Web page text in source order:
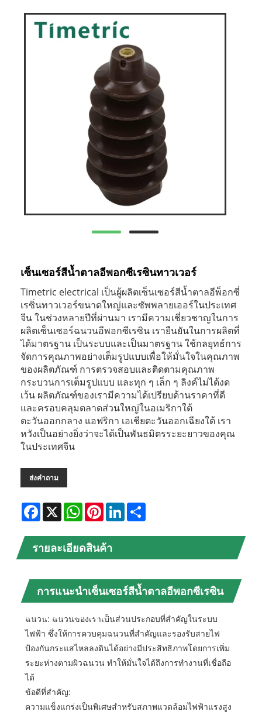
เซ็นเซอร์สีน้ำตาลอีพอกซีเรซินทาวเวอร์
Timetric electrical เป็นผู้ผลิตเซ็นเซอร์สีน้ำตาลอีพ็อกซี่
เรซิ่นทาวเวอร์ขนาดใหญ่และซัพพลายเออร์ในประเทศ
จีน ในช่วงหลายปีที่ผ่านมา เรามีความเชี่ยวชาญในการ
ผลิตเซ็นเซอร์ฉนวนอีพอกซีเรซิน เรายืนยันในการผลิตที่
ได้มาตรฐาน เป็นระบบและเป็นมาตรฐาน ใช้กลยุทธ์การ
จัดการคุณภาพอย่างเต็มรูปแบบเพื่อให้มั่นใจในคุณภาพ
ของผลิตภัณฑ์ การตรวจสอบและติดตามคุณภาพ
กระบวนการเต็มรูปแบบ และทุก ๆ เล็ก ๆ ลิงค์ไม่ได้งด
เว้น ผลิตภัณฑ์ของเรามีความได้เปรียบด้านราคาที่ดี
และครอบคลุมตลาดส่วนใหญ่ในอเมริกาใต้
ตะวันออกกลาง แอฟริกา เอเชียตะวันออกเฉียงใต้ เรา
หวังเป็นอย่างยิ่งว่าจะได้เป็นพันธมิตรระยะยาวของคุณ
ในประเทศจีน
ส่งคำถาม
Facebook
X WhatsAppPinterestLinkedIn
รายละเอียดสินค้า
การแนะนำเซ็นเซอร์สีน้ำตาลอีพอกซีเรซิน
ทาวเวอร์ Timetric
ฉนวน: ฉนวนของเราเป็นส่วนประกอบที่สำคัญในระบบ
ไฟฟ้า ซึ่งให้การควบคุมฉนวนที่สำคัญและรองรับสายไฟ
ป้องกันกระแสไหลลงดินได้อย่างมีประสิทธิภาพโดยการเพิ่ม
ระยะห่างตามผิวฉนวน ทำให้มั่นใจได้ถึงการทำงานที่เชื่อถือ
ได้
ข้อดีที่สำคัญ:
ความแข็งแกร่งเป็นพิเศษสำหรับสภาพแวดล้อมไฟฟ้าแรงสูง